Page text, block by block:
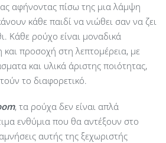
αφήνοντας πίσω της μια λάμψη
κάθε παιδί να νιώθει σαν να ζει
Κάθε ρούχο είναι μοναδικά
προσοχή στη λεπτομέρεια, με
και υλικά άριστης ποιότητας,
το διαφορετικό.
, τα ρούχα δεν είναι απλά
ενθύμια που θα αντέξουν στο
αυτής της ξεχωριστής